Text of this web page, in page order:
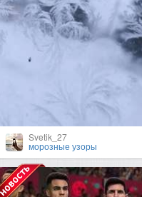
Svetik_27
морозные узоры